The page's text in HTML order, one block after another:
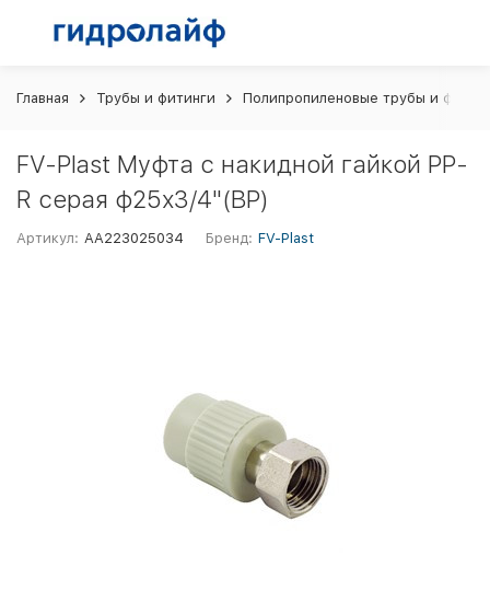
Главная Трубы и фитинги Полипропиленовые трубы и
FV-Plast Муфта с накидной гайкой PP-
R серая ф25х3/4"(ВР)
Артикул: AA223025034 Бренд: FV-Plast